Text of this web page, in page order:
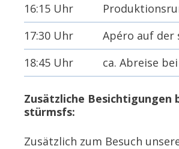
16:15 Uhr
17:30 Uhr
Apéro auf der
18:45 Uhr
ca. Abreise
Zusätzliche Besichtigungen
stürmsfs:
Zusätzlich zum Besuch